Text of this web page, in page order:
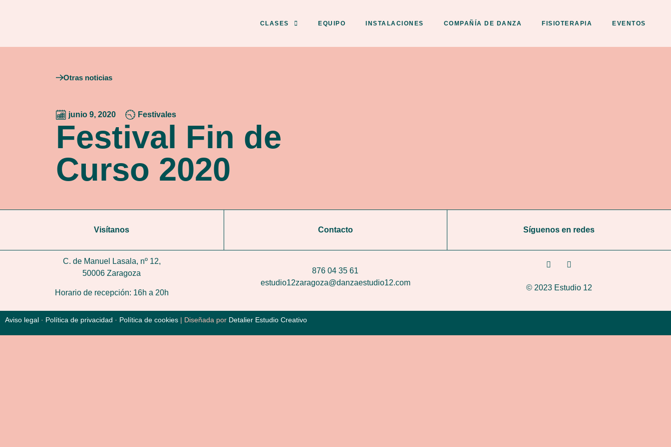
CLASES EQUIPO INSTALACIONES COMPAÑÍA DE DANZA FISIOTERAPIA EVENTOS
Otras noticias
junio 9, 2020 Festivales
Festival Fin de
Curso 2020
Visítanos
C. de Manuel Lasala, nº 12,
50006 Zaragoza
Horario de recepción: 16h a 20h
Contacto
876 04 35 61
estudio12zaragoza@danzaestudio12.com
Síguenos en redes
© 2023 Estudio 12
Aviso legal · Política de privacidad · Política de cookies | Diseñada por Detalier Estudio Creativo